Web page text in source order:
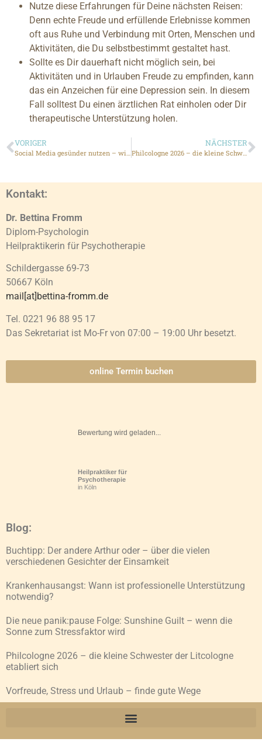
Nutze diese Erfahrungen für Deine nächsten Reisen:
Denn echte Freude und erfüllende Erlebnisse kommen
oft aus Ruhe und Verbindung mit Orten, Menschen und
Aktivitäten, die Du selbstbestimmt gestaltet hast.
Sollte es Dir dauerhaft nicht möglich sein, bei
Aktivitäten und in Urlauben Freude zu empfinden, kann
das ein Anzeichen für eine Depression sein. In diesem
Fall solltest Du einen ärztlichen Rat einholen oder Dir
therapeutische Unterstützung holen.
VORIGER
Social Media gesünder nutzen – wieviel Insta-Welt brauchst Du wirklich?
NÄCHSTER
Philcologne 2026 – die kleine Schwester der Litcologne etabliert sich
Kontakt:
Dr. Bettina Fromm
Diplom-Psychologin
Heilpraktikerin für Psychotherapie
Schildergasse 69-73
50667 Köln
mail[at]bettina-fromm.de
Tel. 0221 96 88 95 17
Das Sekretariat ist Mo-Fr von 07:00 – 19:00 Uhr besetzt.
online Termin buchen
Bewertung wird geladen...
Heilpraktiker für
Psychotherapie
in Köln
Blog:
Buchtipp: Der andere Arthur oder – über die vielen
verschiedenen Gesichter der Einsamkeit
Krankenhausangst: Wann ist professionelle Unterstützung
notwendig?
Die neue panik:pause Folge: Sunshine Guilt – wenn die
Sonne zum Stressfaktor wird
Philcologne 2026 – die kleine Schwester der Litcologne
etabliert sich
Vorfreude, Stress und Urlaub – finde gute Wege